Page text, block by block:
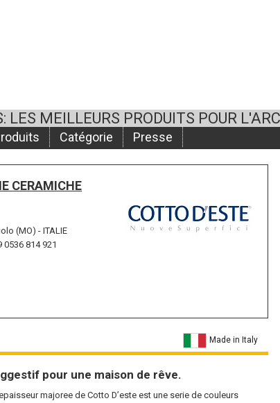
LES MEILLEURS PRODUITS POUR
Catégorie Presse
CERAMICHE
(MO) - ITALIE
0536 814 921
Made in Italy
pour une maison de rêve.
majoree de Cotto D’este est une serie de couleurs